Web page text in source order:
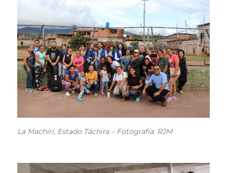
La Machirí, Estado Táchira – Fotografía: RJM